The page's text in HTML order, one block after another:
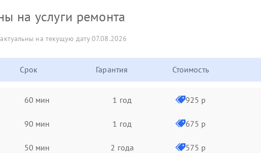
на услуги ремонта
на текущую дату 07.08.2026
Срок Гарантия Стоимость
60 мин 1 год 925 р
90 мин 1 год 675 р
50 мин 2 года 575 р